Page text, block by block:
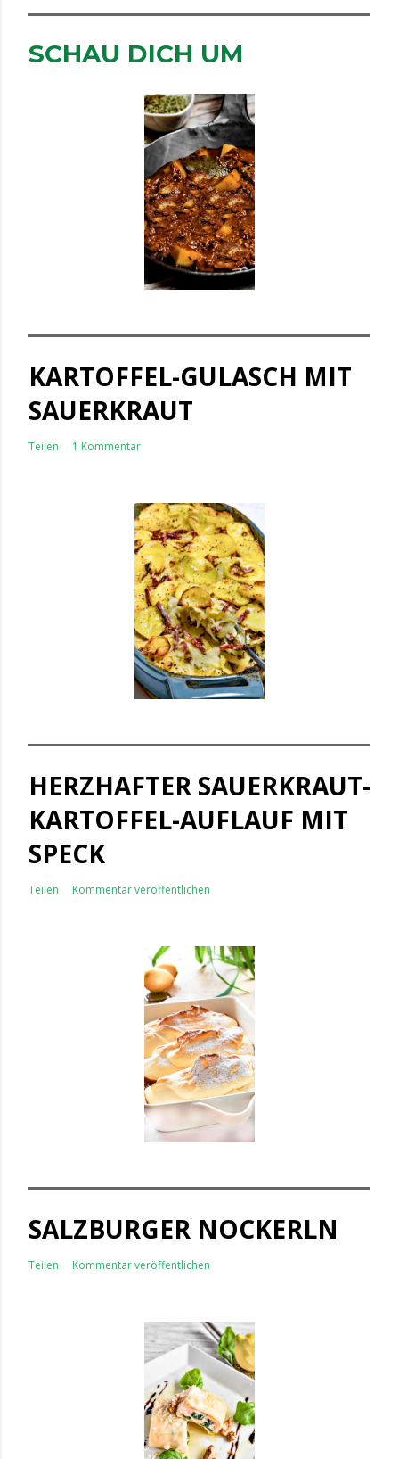
SCHAU DICH UM
KARTOFFEL-GULASCH MIT
SAUERKRAUT
Teilen 1 Kommentar
HERZHAFTER SAUERKRAUT-
KARTOFFEL-AUFLAUF MIT
SPECK
Teilen Kommentar veröffentlichen
SALZBURGER NOCKERLN
Teilen Kommentar veröffentlichen